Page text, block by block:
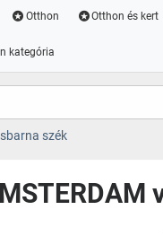
Otthon Otthon és kert
kategória
szék